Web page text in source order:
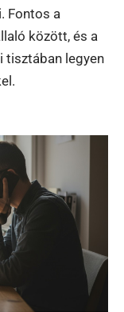
Fontos a
között, és a
tisztában legyen